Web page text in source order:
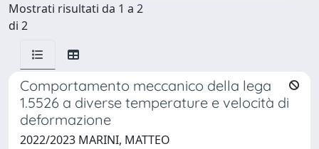
Mostrati risultati da 1 a 2
di 2
Comportamento meccanico della lega
1.5526 a diverse temperature e velocità di
deformazione
2022/2023 MARINI, MATTEO